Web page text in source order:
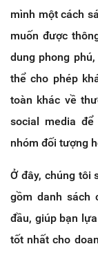
mình một cách
muốn được
dung phong
thể cho phép
toàn khác về
social media
nhóm đối tượng
Ở đây, chúng tôi
gồm danh sách
đầu, giúp bạn
tốt nhất cho